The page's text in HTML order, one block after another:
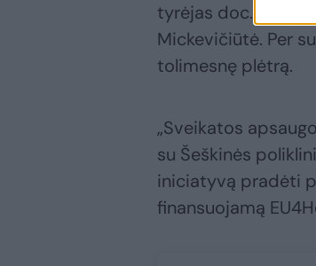
tyrėjas doc. dr.
Mickevičiūtė. Per
tolimesnę plėtrą.
„Sveikatos
su Šeškinės
iniciatyvą pradėti
finansuojamą